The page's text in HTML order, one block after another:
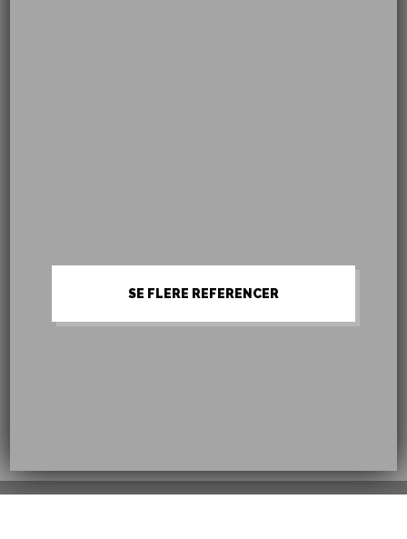
SE FLERE REFERENCER